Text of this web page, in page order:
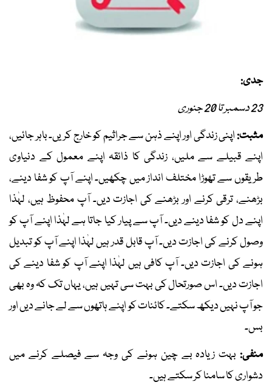
جدی:
23 دسمبر تا 20 جنوری
مثبت:اپنی زندگی اور اپنے ذہن سے جراثیم کو خارج کریں۔ باہر جائیں،
اپنے قبیلے سے ملیں، زندگی کا ذائقہ اپنے معمول کے دنیاوی
طریقوں سے تھوڑا مختلف انداز میں چکھیں۔ اپنے آپ کو شفا دینے،
بڑھنے، ترقی کرنے اور بڑھنے کی اجازت دیں۔ آپ محفوظ ہیں، لہٰذا
اپنے دل کو شفا دینے دیں۔ آپ سے پیار کیا جاتا ہے لہٰذا اپنے آپ کو
وصول کرنے کی اجازت دیں۔ آپ قابل قدر ہیں لہٰذا اپنے آپ کو تبدیل
ہونے کی اجازت دیں۔ آپ کافی ہیں لہٰذا اپنے آپ کو شفا دینے کی
اجازت دیں۔ اس صورتحال کی بہت سی تہیں ہیں، یہاں تک کہ وہ بھی
جو آپ نہیں دیکھ سکتے۔ کائنات کو اپنے ہاتھوں سے لے جانے دیں اور
بس۔
منفی: بہت زیادہ بے چین ہونے کی وجہ سے فیصلے کرنے میں
دشواری کا سامنا کر سکتے ہیں۔